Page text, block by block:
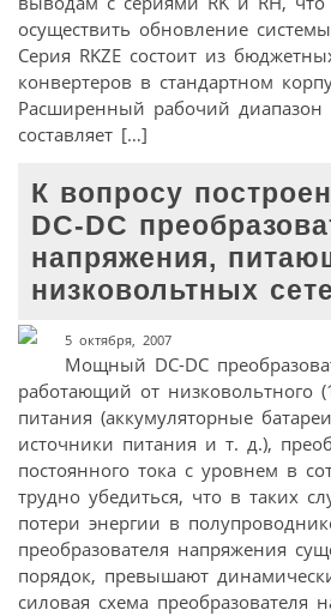
осуществить обновление
Серия RKZE состоит из
конвертеров в стандартном
Расширенный рабочий диапазон
составляет […]
К вопросу
DC-DC
напряжения,
низковольтных
5 октября, 2007
Мощный DC-DC
работающий от низковольтного
питания (аккумуляторные
источники питания и т. д.),
постоянного тока с уровнем в
трудно убедиться, что в таких
потери энергии в
преобразователя напряжения
порядок, превышают
силовая схема преобразователя